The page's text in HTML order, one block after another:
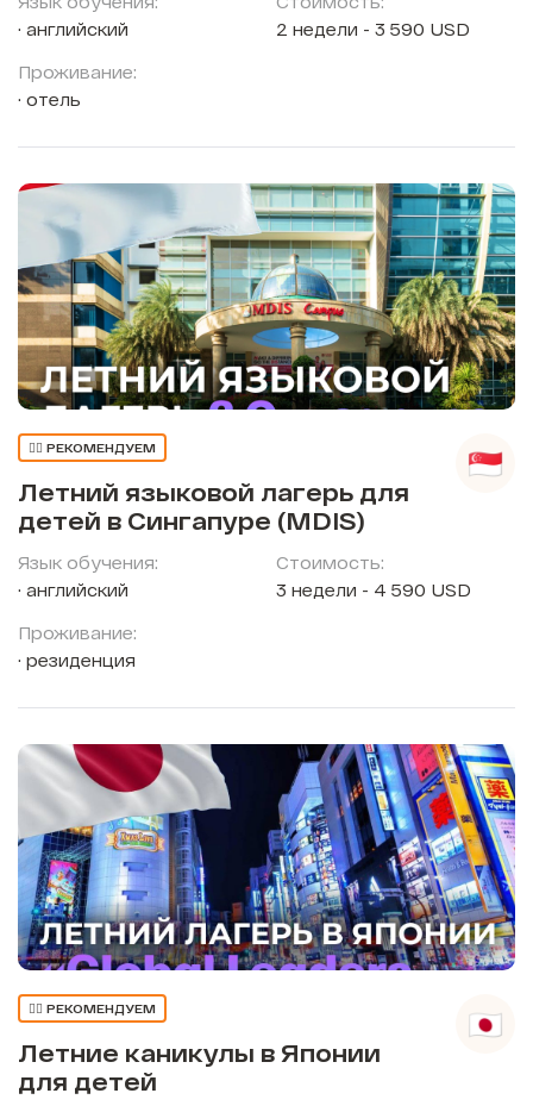
английский
Проживание:
отель
2 недели - 3 590 USD
👍🏼 РЕКОМЕНДУЕМ
Летний языковой лагерь для
детей в Сингапуре (MDIS)
Язык обучения:
английский
Проживание:
резиденция
Стоимость:
3 недели - 4 590 USD
👍🏼 РЕКОМЕНДУЕМ
Летние каникулы в Японии
для детей